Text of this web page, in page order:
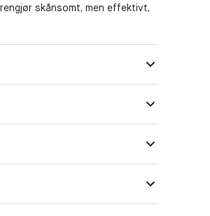
skånsomt, men effektivt,